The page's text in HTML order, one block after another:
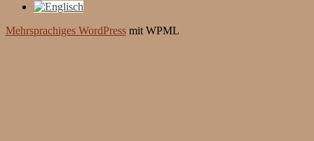
Mehrsprachiges WordPress mit WPML